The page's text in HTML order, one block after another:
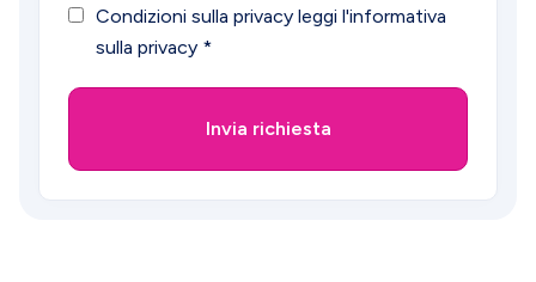
Condizioni sulla privacy leggi l'informativa
sulla privacy *
Invia richiesta